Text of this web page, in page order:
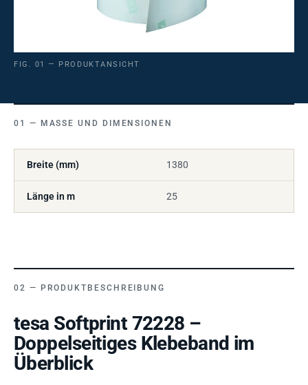
FIG. 01 — PRODUKTANSICHT
MASSE UND DIMENSIONEN
Breite (mm) 1380
Länge in m 25
PRODUKTBESCHREIBUNG
tesa Softprint 72228 –
Doppelseitiges Klebeband im
Überblick